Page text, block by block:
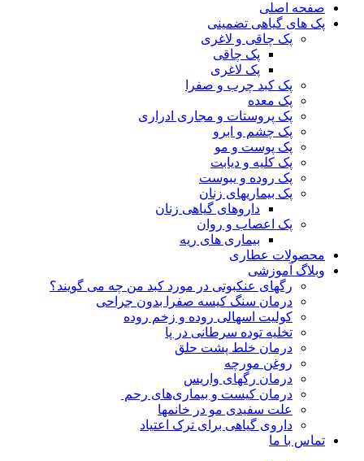
صفحه اصلی
پک های گیاهی تضمینی
پک چاقی و لاغری
پک چاقی
پک لاغری
پک کبد چرب و صفرا
پک معده
پک پروستات و مجاری ادراری
پک چشم و ابرو
پک پوست و مو
پک کلیه و دیابت
پک روده و یبوست
پک بیماریهای زنان
داروهای گیاهی زنان
پک اعصاب و روان
بیماری های ریه
محصولات عطاری
وبلاگ آموزشی
رگهای عنکبوتی در مورد کبد من چه می گویند؟
درمان سنگ کیسه صفرا بدون جراحی
کولیت اسهالی روده و زخم روده
تخلیه توده سرطانی در پا
درمان خلط پشت حلق
روغن مورچه
درمان رگهای واریس
درمان کیست و بیماری‌های رحم
علت سفیدی مو در خانمها
داروی گیاهی برای ترک اعتیاد
تماس با ما